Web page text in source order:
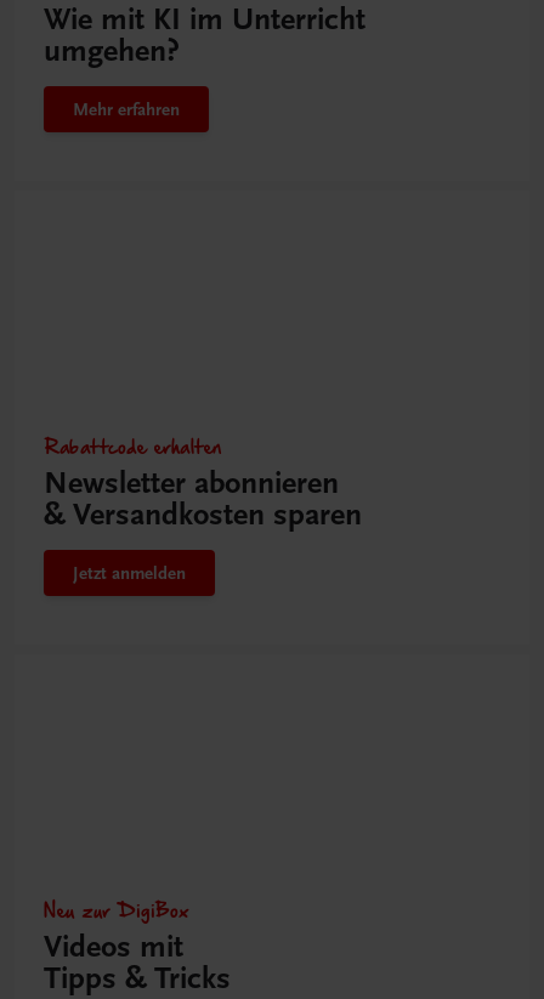
Wie mit KI im Unterricht
umgehen?
Mehr erfahren
Rabattcode erhalten
Newsletter abonnieren
& Versandkosten sparen
Jetzt anmelden
Neu zur DigiBox
Videos mit
Tipps & Tricks